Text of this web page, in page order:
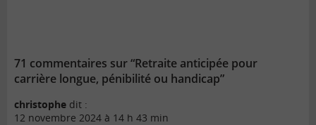
71 commentaires sur “Retraite anticipée pour
carrière longue, pénibilité ou handicap”
christophe dit :
12 novembre 2024 à 14 h 43 min